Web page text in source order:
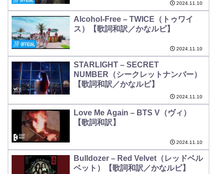
2024.11.10
Alcohol-Free – TWICE（トゥワイ
ス）【歌詞和訳／かなルビ】
2024.11.10
STARLIGHT – SECRET
NUMBER（シークレットナンバー）
【歌詞和訳／かなルビ】
2024.11.10
Love Me Again – BTS V（ヴィ）
【歌詞和訳】
2024.11.10
Bulldozer – Red Velvet（レッドベル
ベット）【歌詞和訳／かなルビ】